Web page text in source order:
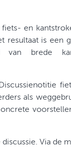
en
resultaat is een
brede
als
Via de